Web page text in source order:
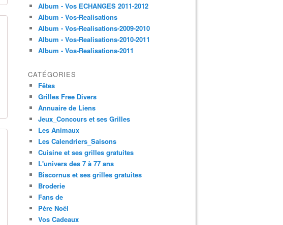
Album - Vos ECHANGES 2011-2012
Album - Vos-Realisations
Album - Vos-Realisations-2009-2010
Album - Vos-Realisations-2010-2011
Album - Vos-Realisations-2011
CATÉGORIES
Fêtes
Grilles Free Divers
Annuaire de Liens
Jeux_Concours et ses Grilles
Les Animaux
Les Calendriers_Saisons
Cuisine et ses grilles gratuites
L'univers des 7 à 77 ans
Biscornus et ses grilles gratuites
Broderie
Fans de
Père Noël
Vos Cadeaux